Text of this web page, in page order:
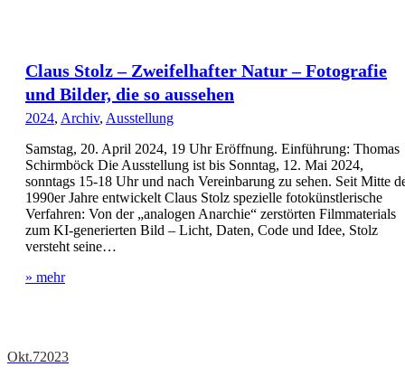
Claus Stolz – Zweifelhafter Natur – Fotografie
und Bilder, die so aussehen
2024, Archiv, Ausstellung
Samstag, 20. April 2024, 19 Uhr Eröffnung. Einführung: Thomas
Schirmböck Die Ausstellung ist bis Sonntag, 12. Mai 2024,
sonntags 15-18 Uhr und nach Vereinbarung zu sehen. Seit Mitte
1990er Jahre entwickelt Claus Stolz spezielle fotokünstlerische
Verfahren: Von der „analogen Anarchie“ zerstörten Filmmaterials
zum KI-generierten Bild – Licht, Daten, Code und Idee, Stolz
versteht seine…
» mehr
Okt.72023